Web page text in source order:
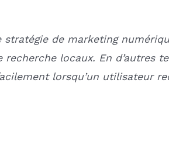
de marketing
locaux. En d’autres
lorsqu’un utilisateur